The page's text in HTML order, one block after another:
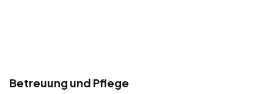
Betreuung und Pflege